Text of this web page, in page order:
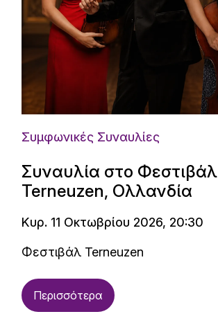
Συμφωνικές Συναυλίες
Συναυλία στο Φεστιβάλ
Terneuzen, Ολλανδία
Κυρ. 11 Οκτωβρίου 2026, 20:30
Φεστιβάλ Terneuzen
Περισσότερα